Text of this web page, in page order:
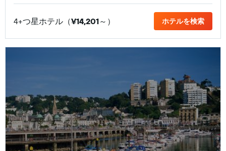
4+つ星ホテル（¥14,201​～） ホテルを検索